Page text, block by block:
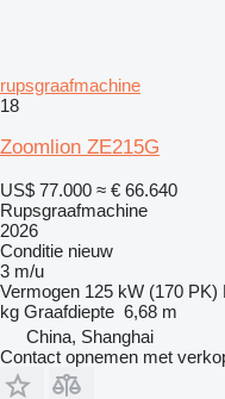
rupsgraafmachine
18
Zoomlion ZE215G
US$ 77.000 ≈ € 66.640
Rupsgraafmachine
2026
Conditie nieuw
3 m/u
Vermogen 125 kW (170 PK)
kg Graafdiepte 6,68 m
China, Shanghai
Contact opnemen met